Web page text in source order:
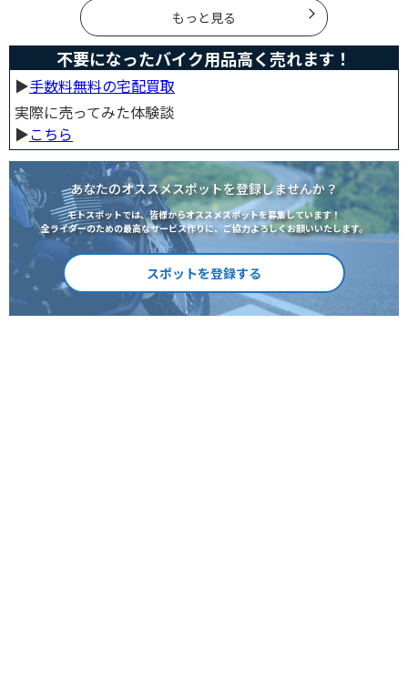
もっと見る
不要になったバイク用品高く売れます！
▶︎手数料無料の宅配買取
実際に売ってみた体験談
▶︎こちら
あなたのオススメスポットを登録しませんか？
モトスポットでは、皆様からオススメスポットを募集しています！
全ライダーのための最高なサービス作りに、ご協力よろしくお願いいたします。
スポットを登録する